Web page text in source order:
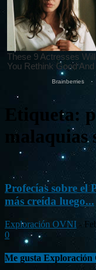
Etiqueta:
Profecías sobre el
más creída luego...
Exploración OVNI -
0
Me gusta